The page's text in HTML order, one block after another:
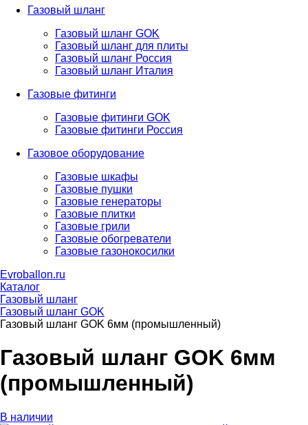
Газовый шланг
Газовый шланг GOK
Газовый шланг для плиты
Газовый шланг Россия
Газовый шланг Италия
Газовые фитинги
Газовые фитинги GOK
Газовые фитинги Россия
Газовое оборудование
Газовые шкафы
Газовые пушки
Газовые генераторы
Газовые плитки
Газовые грили
Газовые обогреватели
Газовые газонокосилки
Evroballon.ru
Каталог
Газовый шланг
Газовый шланг GOK
Газовый шланг GOK 6мм (промышленный)
Газовый шланг GOK 6мм
(промышленный)
В наличии